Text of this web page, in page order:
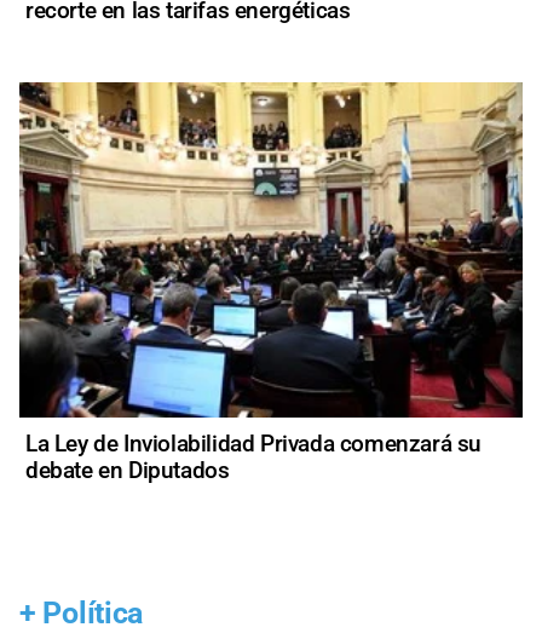
recorte en las tarifas energéticas
La Ley de Inviolabilidad Privada comenzará su
debate en Diputados
+ Política